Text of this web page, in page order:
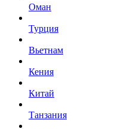
Оман
Турция
Вьетнам
Кения
Китай
Танзания